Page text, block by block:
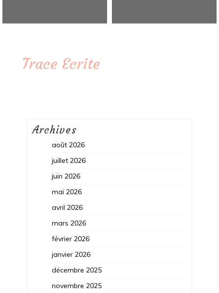
Trace Ecrite
Archives
août 2026
juillet 2026
juin 2026
mai 2026
avril 2026
mars 2026
février 2026
janvier 2026
décembre 2025
novembre 2025